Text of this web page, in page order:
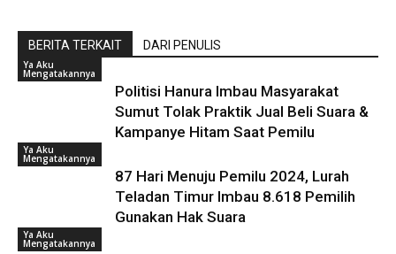
BERITA TERKAIT DARI PENULIS
Ya Aku
Mengatakannya
Politisi Hanura Imbau Masyarakat
Sumut Tolak Praktik Jual Beli Suara &
Kampanye Hitam Saat Pemilu
Ya Aku
Mengatakannya
87 Hari Menuju Pemilu 2024, Lurah
Teladan Timur Imbau 8.618 Pemilih
Gunakan Hak Suara
Ya Aku
Mengatakannya